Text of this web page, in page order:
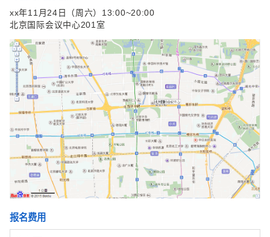
xx年11月24日（周六）13:00~20:00
北京国际会议中心201室
报名费用